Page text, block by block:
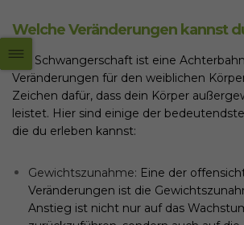
Welche Veränderungen kannst
Die Schwangerschaft ist eine
Veränderungen für den weiblichen
Zeichen dafür, dass dein Körper
leistet. Hier sind einige der
die du erleben kannst:
Gewichtszunahme: Eine der
Veränderungen ist die
Anstieg ist nicht nur auf das